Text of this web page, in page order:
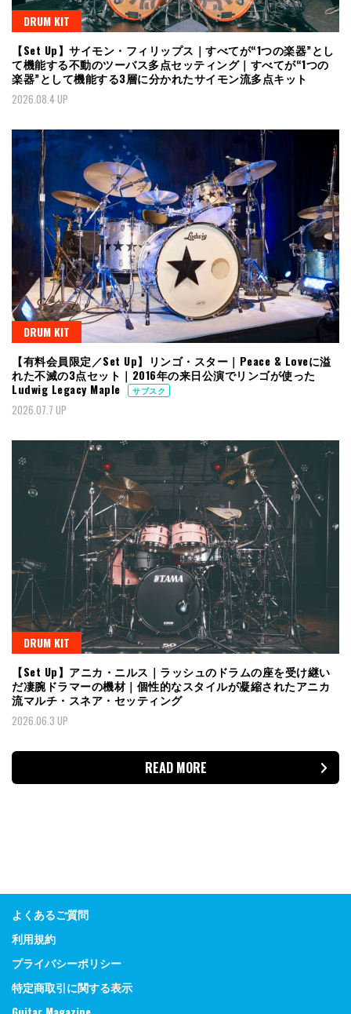
DRUM KIT
【Set Up】サイモン・フィリップス｜すべてが“1つの楽器”とし
て機能する不動のツーバス多点セッティング｜すべてが“1つの
楽器”として機能する3層に分かれたサイモン流多点キット
2026.08.4 UP
DRUM KIT
【有料会員限定／Set Up】リンゴ・スター｜Peace & Loveに溢
れた不滅の3点セット｜2016年の来日公演でリンゴが使った
Ludwig Legacy Maple
サブスク
2026.07.7 UP
DRUM KIT
【Set Up】アニカ・ニルス｜ラッシュのドラムの座を受け継い
だ凄腕ドラマーの機材｜個性的なスタイルが凝縮されたアニカ
流マルチ・スネア・セッティング
2026.06.3 UP
READ MORE
よくあるご質問
利用規約
プライバシーポリシー
特定商取引に関する表示